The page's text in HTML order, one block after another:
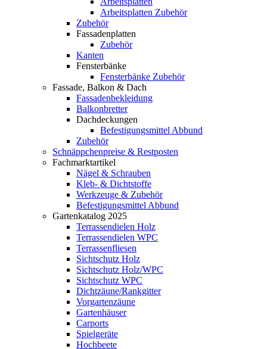
Arbeitsplatten Zubehör
Zubehör
Fassadenplatten
Zubehör
Kanten
Fensterbänke
Fensterbänke Zubehör
Fassade, Balkon & Dach
Fassadenbekleidung
Balkonbretter
Dachdeckungen
Befestigungsmittel Abbund
Zubehör
Schnäppchenpreise & Restposten
Fachmarktartikel
Nägel & Schrauben
Kleb- & Dichtstoffe
Werkzeuge & Zubehör
Befestigungsmittel Abbund
Gartenkatalog 2025
Terrassendielen Holz
Terrassendielen WPC
Terrassenfliesen
Sichtschutz Holz
Sichtschutz Holz/WPC
Sichtschutz WPC
Dichtzäune/Rankgitter
Vorgartenzäune
Gartenhäuser
Carports
Spielgeräte
Hochbeete